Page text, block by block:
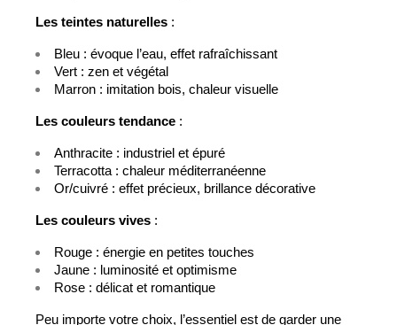
Les teintes naturelles :
Bleu : évoque l’eau, effet rafraîchissant
Vert : zen et végétal
Marron : imitation bois, chaleur visuelle
Les couleurs tendance :
Anthracite : industriel et épuré
Terracotta : chaleur méditerranéenne
Or/cuivré : effet précieux, brillance décorative
Les couleurs vives :
Rouge : énergie en petites touches
Jaune : luminosité et optimisme
Rose : délicat et romantique
Peu importe votre choix, l’essentiel est de garder une